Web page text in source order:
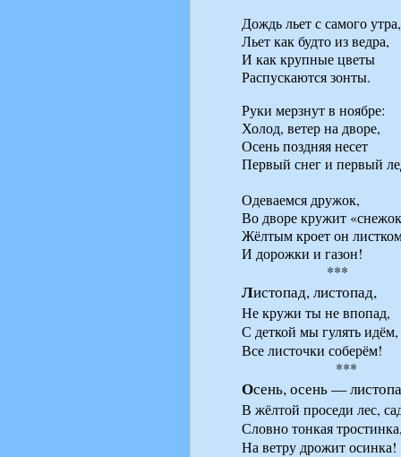
Дождь льет с самого утра,
Льет как будто из ведра,
И как крупные цветы
Распускаются зонты.
Руки мерзнут в ноябре:
Холод, ветер на дворе,
Осень поздняя несет
Первый снег и первый
Одеваемся дружок,
Во дворе кружит
Жёлтым кроет он
И дорожки и газон!
***
Листопад, листопад,
Не кружи ты не впопад,
С деткой мы гулять идём,
Все листочки соберём!
***
Осень, осень —
В жёлтой проседи лес,
Словно тонкая
На ветру дрожит осинка!